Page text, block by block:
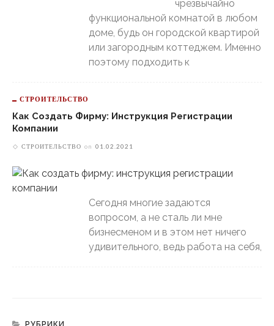
чрезвычайно
функциональной комнатой в любом
доме, будь он городской квартирой
или загородным коттеджем. Именно
поэтому подходить к
СТРОИТЕЛЬСТВО
Как Создать Фирму: Инструкция Регистрации
Компании
СТРОИТЕЛЬСТВО on 01.02.2021
Сегодня многие задаются
вопросом, а не сталь ли мне
бизнесменом и в этом нет ничего
удивительного, ведь работа на себя,
РУБРИКИ